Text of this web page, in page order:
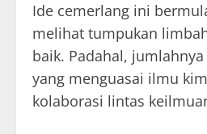
Ide cemerlang ini
melihat tumpukan
baik. Padahal,
yang menguasai ilmu
kolaborasi lintas